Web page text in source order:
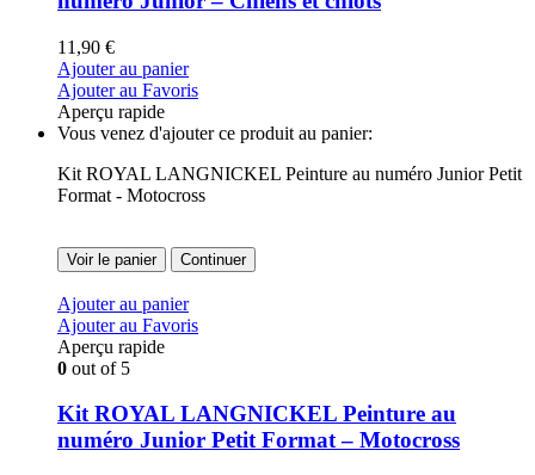
11,90 €
Ajouter au panier
Ajouter au Favoris
Aperçu rapide
Vous venez d'ajouter ce produit au panier:
Kit ROYAL LANGNICKEL Peinture au numéro Junior Petit
Format - Motocross
Voir le panier Continuer
Ajouter au panier
Ajouter au Favoris
Aperçu rapide
0 out of 5
Kit ROYAL LANGNICKEL Peinture au
numéro Junior Petit Format – Motocross